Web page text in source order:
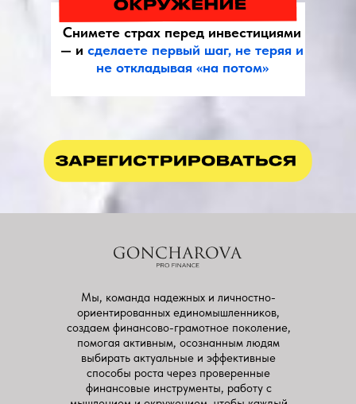
Снимете страх перед инвестициями
— и сделаете первый шаг, не теряя и
не откладывая «на потом»
Мы, команда надежных и личностно-
ориентированных единомышленников,
создаем финансово-грамотное поколение,
помогая активным, осознанным людям
выбирать актуальные и эффективные
способы роста через проверенные
финансовые инструменты, работу с